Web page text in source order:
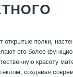
открытые полки,
его более
красоту
создавая